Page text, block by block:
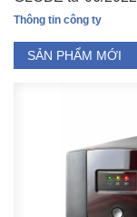
Thông tin công ty
SẢN PHẨM MỚI